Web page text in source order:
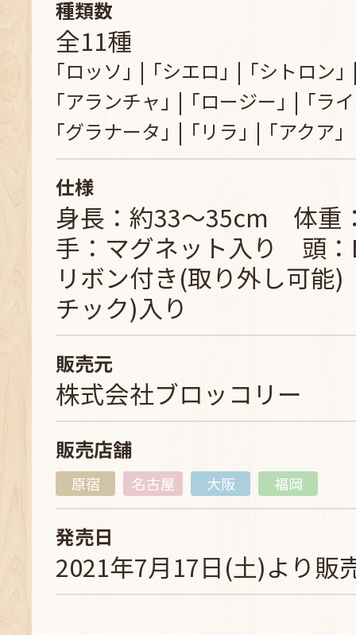
種類数
全11種
｢ロッソ｣ ｢シエロ｣
｢シトロン｣
｢アランチャ｣
｢ロージー｣
｢ラ
｢グラナータ｣
｢リラ｣
｢アクア｣
仕様
身長：約33～35cm 体
手：マグネット入り 頭
リボン付き(取り外し可
チック)入り
販売元
株式会社ブロッコリー
販売店舗
原宿 名古屋 大阪 福岡
発売日
2021年7月17日(土)より販